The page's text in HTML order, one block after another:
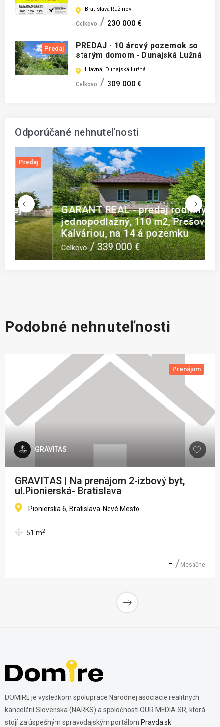
Bratislava-Ružinov
Celkovo 230 000 €
Predaj
PREDAJ - 10 árový pozemok so
starým domom - Dunajská Lužná
Hlavná, Dunajská Lužná
Celkovo 309 000 €
Odporúčané nehnuteľnosti
GARANT REAL - predaj rodinný dom
jednopodlažný, 110 m2, Prešov, Za
Kalváriou, na 14 á pozemku
Celkovo 339 000 €
Podobné nehnuteľnosti
Prenájom
GRAVITAS
GRAVITAS | Na prenájom 2-izbový byt,
ul.Pionierská- Bratislava
Pionierska 6, Bratislava-Nové Mesto
51 m2
- Mesačne
DOMIRE je výsledkom spolupráce Národnej asociácie realitných
kancelárií Slovenska (NARKS) a spoločnosti OUR MEDIA SR, ktorá
stojí za úspešným spravodajským portálom Pravda.sk